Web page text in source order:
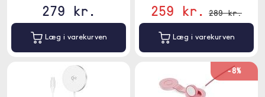
279 kr.
Læg i varekurven
259 kr. 289 kr.
Læg i varekurven
-8%